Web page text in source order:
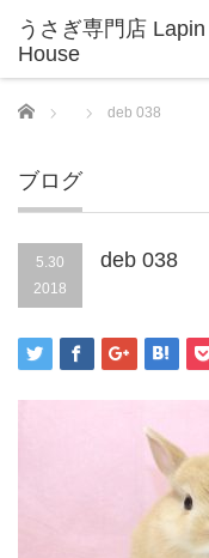
Home deb 038
ブログ
5.30
2018
deb 038